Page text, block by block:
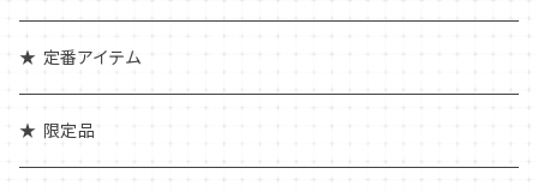
★ 定番アイテム
★ 限定品